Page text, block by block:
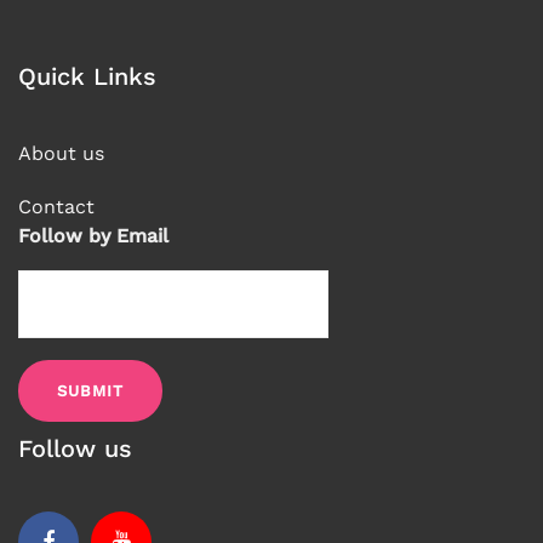
Quick Links
About us
Contact
Follow by Email
Follow us